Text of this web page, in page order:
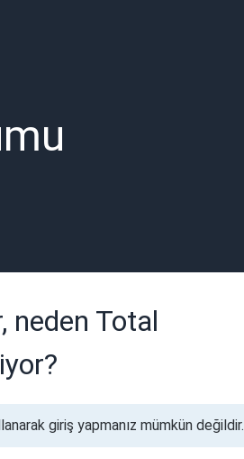
neden Total
giriş yapmanız mümkün değildir.